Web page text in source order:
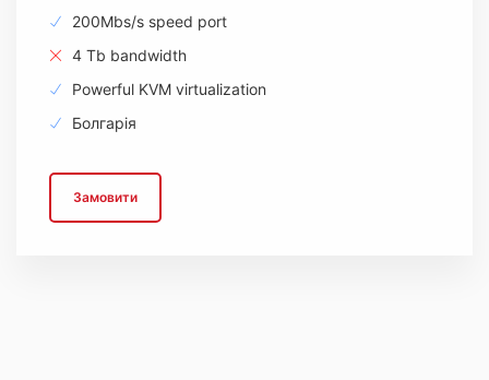
200Mbs/s speed port
4 Tb bandwidth
Powerful KVM virtualization
Болгарія
Замовити